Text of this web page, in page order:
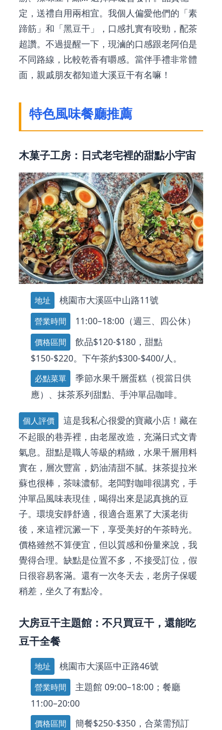
定，送禮自用兩相宜。我個人偏愛他們的「素
蹄筋」和「黑豆干」，口感扎實有咬勁，配茶
超讚。不過提醒一下，現滷的口感跟老阿伯是
不同路線，比較乾香有嚼感。當伴手禮非常體
面，親戚朋友都知道大溪豆干有名嘛！
特色風味餐廳推薦
木菓子工房：日式老宅裡的甜點小宇宙
地址 桃園市大溪區中山路11號
營業時間 11:00–18:00（週三、四公休）
價格區間
飲品$120-$180，甜點
$150-$220。下午茶約$300-$400/人。
必點菜單
季節水果千層蛋糕（視當日供
應）、抹茶系列甜點、手沖單品咖啡。
個人評價
這是我私心很愛的寶藏小店！藏在
不起眼的巷弄裡，由老屋改造，充滿日式文青
氣息。甜點是職人等級的精緻，水果千層用料
實在，層次豐富，奶油清甜不膩。抹茶提拉米
蘇也很棒，茶味濃郁。老闆對咖啡很講究，手
沖單品風味表現佳，喝得出來是認真挑的豆
子。環境安靜舒適，很適合逛累了大溪老街
後，來這裡沉澱一下，享受美好的午茶時光。
價格雖然不算便宜，但以質感和份量來說，我
覺得合理。缺點是位置不多，不接受訂位，假
日很容易客滿。還有一次冬天去，老房子保暖
稍差，坐久了有點冷。
大房豆干主題館：不只買豆干，還能吃
豆干全餐
地址 桃園市大溪區中正路46號
營業時間
主題館 09:00–18:00；餐廳
11:00–20:00
價格區間
簡餐$250-$350，合菜需預訂